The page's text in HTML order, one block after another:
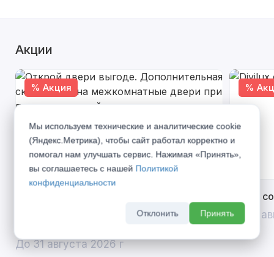
Акции
% Акция
скидка 10% на межкомнатные двери при
До 31 августа 2026 г
%
Divilux
До 31
Мы используем технические и аналитические cookie
(Яндекс.Метрика), чтобы сайт работал корректно и
помогал нам улучшать сервис. Нажимая «Принять»,
вы соглашаетесь с нашей Политикой
конфиденциальности
Отклонить Принять